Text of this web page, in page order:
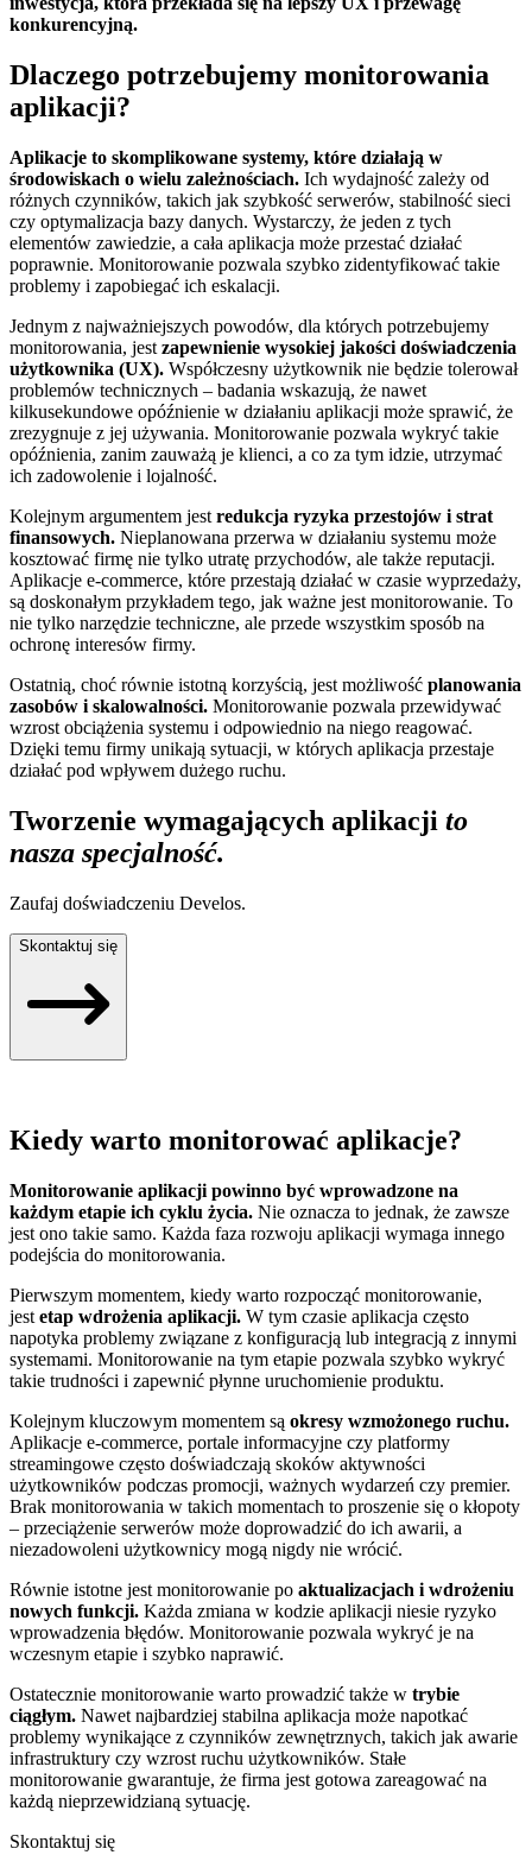
konkurencyjną.
Dlaczego potrzebujemy monitorowania
aplikacji?
Aplikacje to skomplikowane systemy, które działają w
środowiskach o wielu zależnościach. Ich wydajność zależy od
różnych czynników, takich jak szybkość serwerów, stabilność sieci
czy optymalizacja bazy danych. Wystarczy, że jeden z tych
elementów zawiedzie, a cała aplikacja może przestać działać
poprawnie. Monitorowanie pozwala szybko zidentyfikować takie
problemy i zapobiegać ich eskalacji.
Jednym z najważniejszych powodów, dla których potrzebujemy
monitorowania, jest zapewnienie wysokiej jakości doświadczenia
użytkownika (UX). Współczesny użytkownik nie będzie tolerował
problemów technicznych – badania wskazują, że nawet
kilkusekundowe opóźnienie w działaniu aplikacji może sprawić, że
zrezygnuje z jej używania. Monitorowanie pozwala wykryć takie
opóźnienia, zanim zauważą je klienci, a co za tym idzie, utrzymać
ich zadowolenie i lojalność.
Kolejnym argumentem jest redukcja ryzyka przestojów i strat
finansowych. Nieplanowana przerwa w działaniu systemu może
kosztować firmę nie tylko utratę przychodów, ale także reputacji.
Aplikacje e-commerce, które przestają działać w czasie wyprzedaży,
są doskonałym przykładem tego, jak ważne jest monitorowanie. To
nie tylko narzędzie techniczne, ale przede wszystkim sposób na
ochronę interesów firmy.
Ostatnią, choć równie istotną korzyścią, jest możliwość planowania
zasobów i skalowalności. Monitorowanie pozwala przewidywać
wzrost obciążenia systemu i odpowiednio na niego reagować.
Dzięki temu firmy unikają sytuacji, w których aplikacja przestaje
działać pod wpływem dużego ruchu.
Tworzenie wymagających aplikacji to
nasza specjalność.
Zaufaj doświadczeniu Develos.
Skontaktuj się
Kiedy warto monitorować aplikacje?
Monitorowanie aplikacji powinno być wprowadzone na
każdym etapie ich cyklu życia. Nie oznacza to jednak, że zawsze
jest ono takie samo. Każda faza rozwoju aplikacji wymaga innego
podejścia do monitorowania.
Pierwszym momentem, kiedy warto rozpocząć monitorowanie,
jest etap wdrożenia aplikacji. W tym czasie aplikacja często
napotyka problemy związane z konfiguracją lub integracją z innymi
systemami. Monitorowanie na tym etapie pozwala szybko wykryć
takie trudności i zapewnić płynne uruchomienie produktu.
Kolejnym kluczowym momentem są okresy wzmożonego ruchu.
Aplikacje e-commerce, portale informacyjne czy platformy
streamingowe często doświadczają skoków aktywności
użytkowników podczas promocji, ważnych wydarzeń czy premier.
Brak monitorowania w takich momentach to proszenie się o kłopoty
– przeciążenie serwerów może doprowadzić do ich awarii, a
niezadowoleni użytkownicy mogą nigdy nie wrócić.
Równie istotne jest monitorowanie po aktualizacjach i wdrożeniu
nowych funkcji. Każda zmiana w kodzie aplikacji niesie ryzyko
wprowadzenia błędów. Monitorowanie pozwala wykryć je na
wczesnym etapie i szybko naprawić.
Ostatecznie monitorowanie warto prowadzić także w trybie
ciągłym. Nawet najbardziej stabilna aplikacja może napotkać
problemy wynikające z czynników zewnętrznych, takich jak awarie
infrastruktury czy wzrost ruchu użytkowników. Stałe
monitorowanie gwarantuje, że firma jest gotowa zareagować na
każdą nieprzewidzianą sytuację.
Skontaktuj się